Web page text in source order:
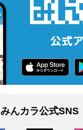
みんカラ公式SNS